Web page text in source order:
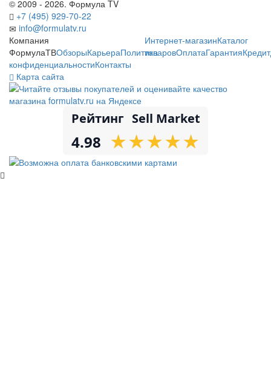
© 2009 - 2026. Формула TV
+7 (495) 929-70-22
info@formulatv.ru
Компания
ФормулаТВОбзорыКарьераПолитика
конфиденциальностиКонтакты
Интернет-магазинКаталог
товаровОплатаГарантияКредит
Карта сайта
Рейтинг Sell Market
4.98 ★
★★
★★
★★
★★
★